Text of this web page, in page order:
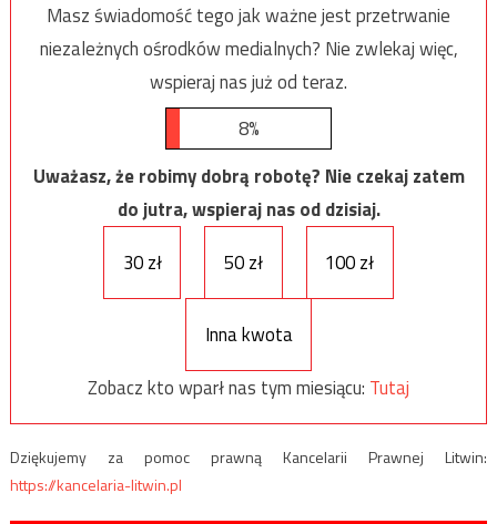
Masz świadomość tego jak ważne jest przetrwanie
niezależnych ośrodków medialnych? Nie zwlekaj więc,
wspieraj nas już od teraz.
8%
Uważasz, że robimy dobrą robotę? Nie czekaj zatem
do jutra, wspieraj nas od dzisiaj.
30 zł
50 zł 100 zł
Inna kwota
Zobacz kto wparł nas tym miesiącu: Tutaj
Dziękujemy za pomoc prawną Kancelarii Prawnej Litwin:
https://kancelaria-litwin.pl